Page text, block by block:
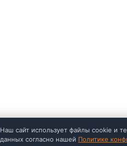
Наш сайт использует файлы cookie и
данных согласно нашей Политике